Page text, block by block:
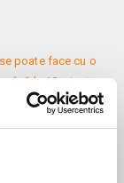
poate face cu o
la 10 minute
de 2 (nr. limitat), 3